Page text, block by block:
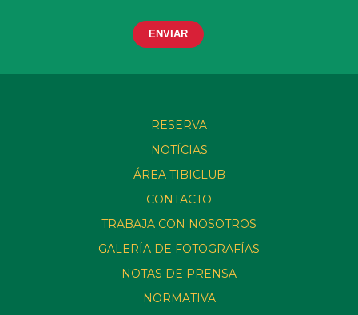
RESERVA
NOTÍCIAS
ÁREA TIBICLUB
CONTACTO
TRABAJA CON NOSOTROS
GALERÍA DE FOTOGRAFÍAS
NOTAS DE PRENSA
NORMATIVA